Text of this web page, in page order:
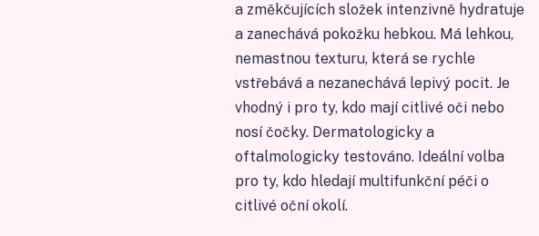
a změkčujících složek intenzivně hydratuje
a zanechává pokožku hebkou. Má lehkou,
nemastnou texturu, která se rychle
vstřebává a nezanechává lepivý pocit. Je
vhodný i pro ty, kdo mají citlivé oči nebo
nosí čočky. Dermatologicky a
oftalmologicky testováno. Ideální volba
pro ty, kdo hledají multifunkční péči o
citlivé oční okolí.